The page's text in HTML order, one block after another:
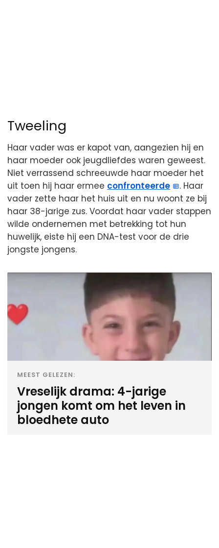
Tweeling
Haar vader was er kapot van, aangezien hij en
haar moeder ook jeugdliefdes waren geweest.
Niet verrassend schreeuwde haar moeder het
uit toen hij haar ermee confronteerde
. Haar
vader zette haar het huis uit en nu woont ze bij
haar 38-jarige zus. Voordat haar vader stappen
wilde ondernemen met betrekking tot hun
huwelijk, eiste hij een DNA-test voor de drie
jongste jongens.
MEEST GELEZEN:
Vreselijk drama: 4-jarige
jongen komt om het leven in
bloedhete auto